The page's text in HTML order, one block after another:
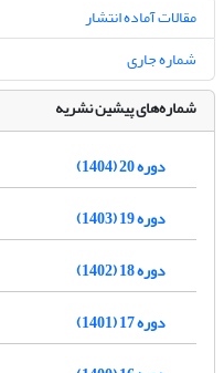
مقالات آماده انتشار
شماره جاری
شماره‌های پیشین نشریه
دوره 20 (1404)
دوره 19 (1403)
دوره 18 (1402)
دوره 17 (1401)